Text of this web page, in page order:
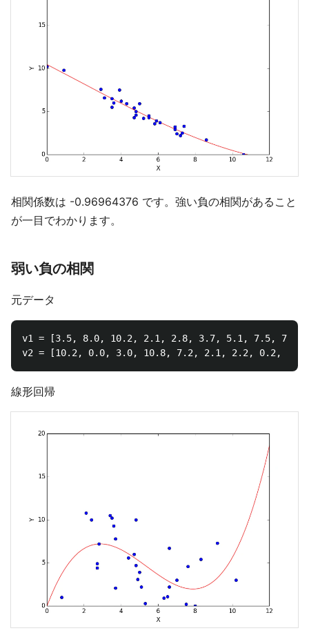
相関係数は -0.96964376 です。強い負の相関があること
が一目でわかります。
弱い負の相関
元データ
v1 = [3.5, 8.0, 10.2, 2.1, 2.8, 3.7, 5.1, 7.5,
線形回帰